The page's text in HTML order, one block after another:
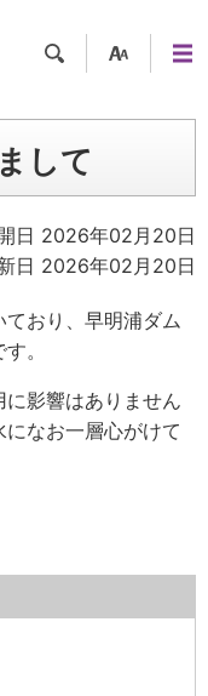
ツー
ュー
して
日 2026年02月20日
日 2026年02月20日
おり、早明浦ダム
。
影響はありません
なお一層心がけて